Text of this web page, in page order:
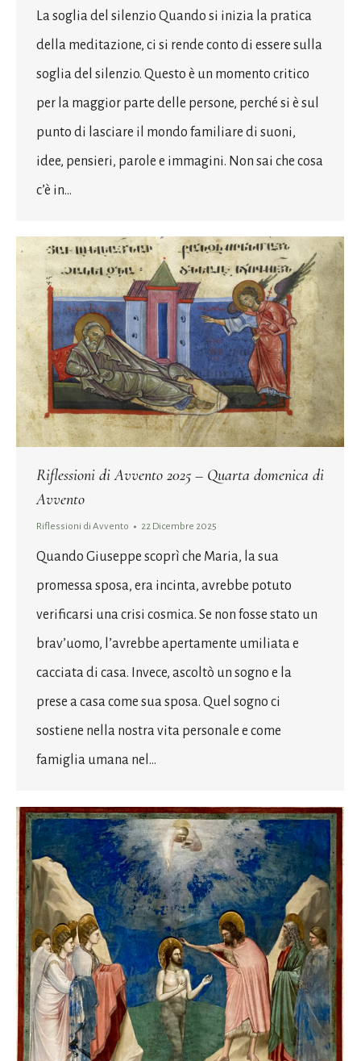
La soglia del silenzio Quando si inizia la pratica
della meditazione, ci si rende conto di essere sulla
soglia del silenzio. Questo è un momento critico
per la maggior parte delle persone, perché si è sul
punto di lasciare il mondo familiare di suoni,
idee, pensieri, parole e immagini. Non sai che cosa
c’è in…
Riflessioni di Avvento 2025 – Quarta domenica di
Avvento
Riflessioni di Avvento 22 Dicembre 2025
Quando Giuseppe scoprì che Maria, la sua
promessa sposa, era incinta, avrebbe potuto
verificarsi una crisi cosmica. Se non fosse stato un
brav’uomo, l’avrebbe apertamente umiliata e
cacciata di casa. Invece, ascoltò un sogno e la
prese a casa come sua sposa. Quel sogno ci
sostiene nella nostra vita personale e come
famiglia umana nel…